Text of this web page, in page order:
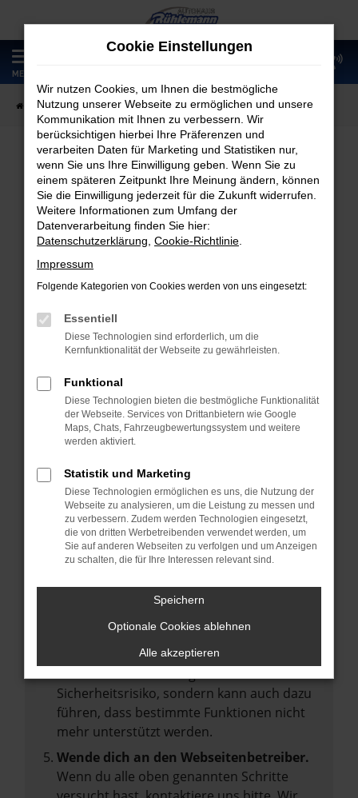
Zum
Hauptinhalt
springen
MENÜ
Startseite Fahrzeugangebote Fahrzeugmarkt
Fahrzeugmarkt
Fehler: Network Error
Beim Laden ist ein Fehler aufgetreten.
Hier sind ein paar Tipps, die dir helfen können:
Überprüfe deine Firewall und deine
Laden andere Webseiten, zum Beispiel
deine Suchmaschine?
Prüfe deine Browsererweiterungen.
Manche Erweiterungen, wie Werbeblocker,
können das Laden bestimmter Seiten
verhindern. Funktioniert die Seite in einem
anderen Browser oder in einem privaten
Fenster?
Starte dein Gerät neu.
vorübergehende Probleme zu beheben.
Betriebssystem auf dem neuesten Stand
Veraltete Software birgt nicht nur ein
Sicherheitsrisiko, sondern kann auch dazu
führen, dass bestimmte Funktionen nicht
mehr unterstützt werden.
Wende dich an den Webseitenbetreiber.
Wenn du alle oben genannten Schritte
Cookie Einstellungen
Wir nutzen Cookies, um Ihnen die bestmögliche
Nutzung unserer Webseite zu ermöglichen und unsere
Kommunikation mit Ihnen zu verbessern. Wir
berücksichtigen hierbei Ihre Präferenzen und
verarbeiten Daten für Marketing und Statistiken nur,
wenn Sie uns Ihre Einwilligung geben. Wenn Sie zu
einem späteren Zeitpunkt Ihre Meinung ändern, können
Sie die Einwilligung jederzeit für die Zukunft widerrufen.
Weitere Informationen zum Umfang der
Datenverarbeitung finden Sie hier:
Datenschutzerklärung Cookie-Richtlinie
Impressum
Folgende Kategorien von Cookies werden von uns eingesetzt:
Essentiell
Diese Technologien sind erforderlich, um die
Kernfunktionalität der Webseite zu gewährleisten.
Funktional
Diese Technologien bieten die bestmögliche Funktionalität
der Webseite. Services von Drittanbietern wie Google
Maps, Chats, Fahrzeugbewertungssystem und weitere
werden aktiviert.
Statistik und Marketing
Diese Technologien ermöglichen es uns, die Nutzung der
Webseite zu analysieren, um die Leistung zu messen und
zu verbessern. Zudem werden Technologien eingesetzt,
die von dritten Werbetreibenden verwendet werden, um
Sie auf anderen Webseiten zu verfolgen und um Anzeigen
zu schalten, die für Ihre Interessen relevant sind.
Speichern
Optionale Cookies ablehnen
Alle akzeptieren